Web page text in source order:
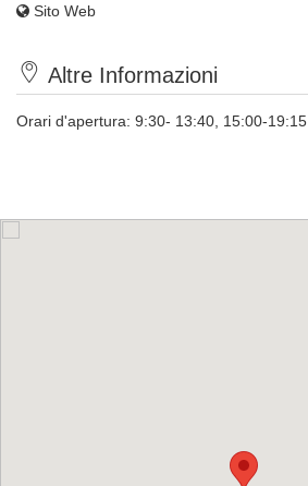
Sito Web
Altre Informazioni
Orari d'apertura: 9:30- 13:40, 15:00-19:15